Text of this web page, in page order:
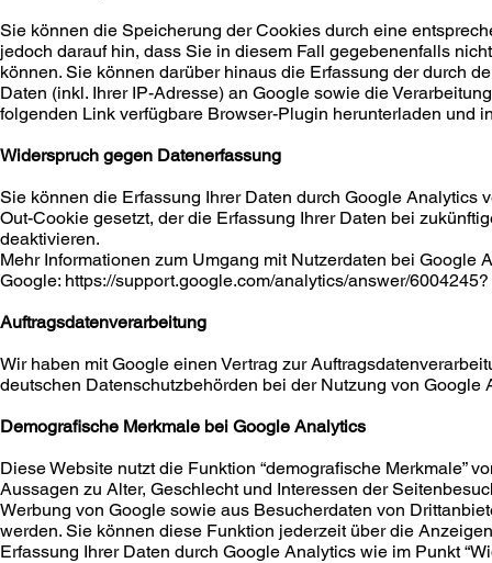
Sie können die Speicherung der Cookies durch eine
jedoch darauf hin, dass Sie in diesem Fall gegebenenfalls
können. Sie können darüber hinaus die Erfassung der durch
Daten (inkl. Ihrer IP-Adresse) an Google sowie die
folgenden Link verfügbare Browser-Plugin herunterladen und
Widerspruch gegen Datenerfassung
Sie können die Erfassung Ihrer Daten durch Google Analytics
Out-Cookie gesetzt, der die Erfassung Ihrer Daten bei
deaktivieren.
Mehr Informationen zum Umgang mit Nutzerdaten bei
Google: https://support.google.com/analytics/answer/
Auftragsdatenverarbeitung
Wir haben mit Google einen Vertrag zur
deutschen Datenschutzbehörden bei der Nutzung von Google
Demografische Merkmale bei Google Analytics
Diese Website nutzt die Funktion “demografische Merkmale”
Aussagen zu Alter, Geschlecht und Interessen der
Werbung von Google sowie aus Besucherdaten von
werden. Sie können diese Funktion jederzeit über die
Erfassung Ihrer Daten durch Google Analytics wie im Punkt